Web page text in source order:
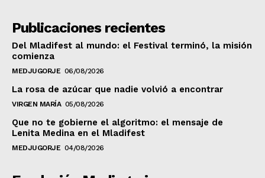
Publicaciones recientes
Del Mladifest al mundo: el Festival terminó, la misión
comienza
MEDJUGORJE 06/08/2026
La rosa de azúcar que nadie volvió a encontrar
VIRGEN MARÍA 05/08/2026
Que no te gobierne el algoritmo: el mensaje de
Lenita Medina en el Mladifest
MEDJUGORJE 04/08/2026